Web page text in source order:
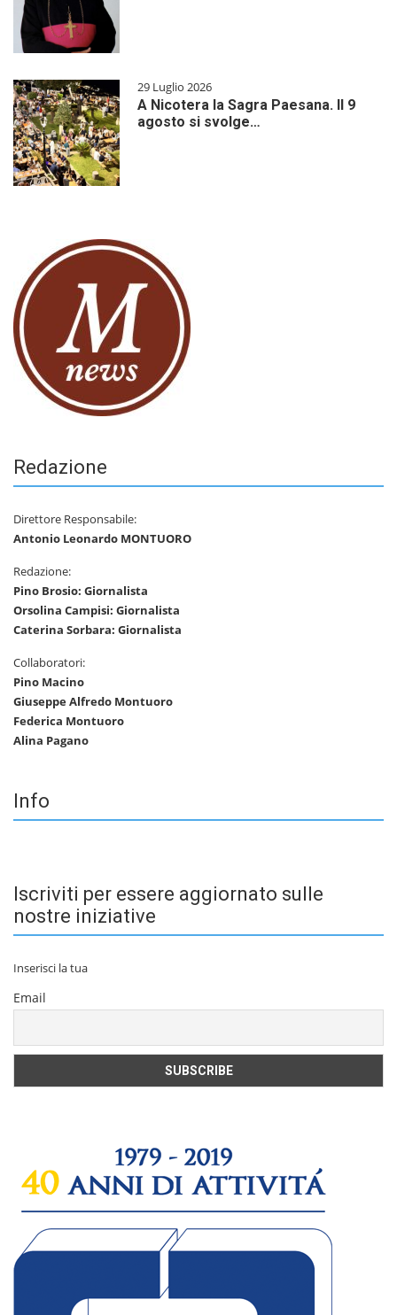
29 Luglio 2026
A Nicotera la Sagra Paesana. Il 9
agosto si svolge…
Redazione
Direttore Responsabile:
Antonio Leonardo MONTUORO
Redazione:
Pino Brosio: Giornalista
Orsolina Campisi: Giornalista
Caterina Sorbara: Giornalista
Collaboratori:
Pino Macino
Giuseppe Alfredo Montuoro
Federica Montuoro
Alina Pagano
Info
Iscriviti per essere aggiornato sulle
nostre iniziative
Inserisci la tua
Email